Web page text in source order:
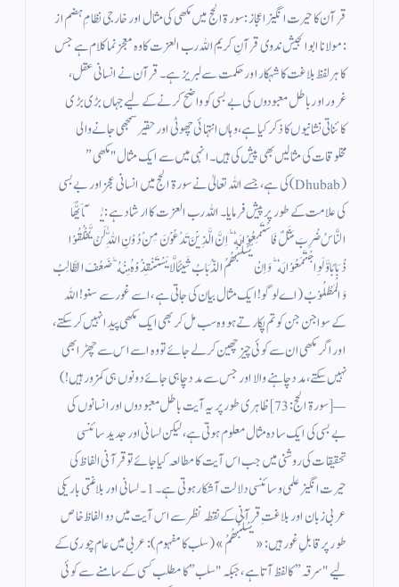
قرآن کا حیرت انگیز اعجاز: سورۃ الحج میں مکھی کی مثال اور خارجی نظامِ ہضم از
: مولانا ابو الجیش ندوی قرآنِ کریم اللہ رب العزت کا وہ معجز نما کلام ہے جس
کا ہر لفظ بلاغت کا شہکار اور حکمت سے لبریز ہے۔ قرآن نے انسانی عقل،
غرور اور باطل معبودوں کی بے بسی کو واضح کرنے کے لیے جہاں بڑی بڑی
کائناتی نشانیوں کا ذکر کیا ہے، وہاں انتہائی چھوٹی اور حقیر سمجھی جانے والی
مخلوقات کی مثالیں بھی پیش کی ہیں۔ انہی میں سے ایک مثال "مکھی”
(Dhubab) کی ہے، جسے اللہ تعالیٰ نے سورۃ الحج میں انسانی عجز اور بے بسی
کی علامت کے طور پر پیش فرمایا۔ اللہ رب العزت کا ارشاد ہے: يٰۤاَيُّهَا
النَّاسُ ضُرِبَ مَثَلٌ فَاسْتَمِعُوْا لَهٗ ؕ اِنَّ الَّذِيْنَ تَدْعُوْنَ مِنْ دُوْنِ اللّٰهِ لَنْ يَّخْلُقُوْا
ذُبَابًا وَّ لَوِ اجْتَمَعُوْا لَهٗ ؕ وَ اِنْ يَّسْلُبْهُمُ الذُّبَابُ شَيئًا لَّا يَسْتَنْقِذُوْهُ مِنْهُ ؕ ضَعُفَ الطَّالِبُ
وَ الْمَطْلُوْبُ (اے لوگو! ایک مثال بیان کی جاتی ہے، اسے غور سے سنو! اللہ
کے سوا جن جن کو تم پکارتے ہو وہ سب مل کر بھی ایک مکھی پیدا نہیں کر سکتے،
اور اگر مکھی ان سے کوئی چیز چھین کر لے جائے تو وہ اسے اس سے چھڑا بھی
نہیں سکتے، مدد چاہنے والا اور جس سے مدد چاہی جائے دونوں ہی کمزور ہیں!)
— [سورۃ الحج: 73] ظاہری طور پر یہ آیت باطل معبودوں اور انسانوں کی
بے بسی کی ایک سادہ مثال معلوم ہوتی ہے، لیکن لسانی اور جدید سائنسی
تحقیقات کی روشنی میں جب اس آیت کا مطالعہ کیا جائے تو قرآنی الفاظ کی
حیرت انگیز علمی و سائنسی دلالت آشکار ہوتی ہے۔ 1۔ لسانی اور بلاغتی باریکی
عربی زبان اور بلاغتِ قرآنی کے نقطہ نظر سے اس آیت میں دو الفاظ خاص
طور پر قابلِ غور ہیں: «يَسْلُبْهُمُ» (سلب کا مفہوم): عربی میں عام چوری کے
لیے "سرقہ” کا لفظ آتا ہے، جبکہ "سلب” کا مطلب کسی کے سامنے سے کوئی